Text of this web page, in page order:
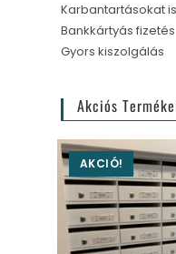
Karbantartásokat
Bankkártyás fizetés
Gyors kiszolgálás
Akciós
AKCIÓ!